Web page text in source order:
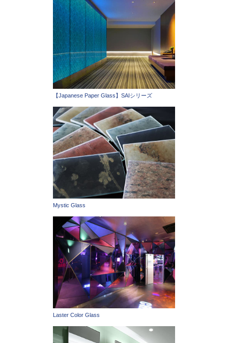
【Japanese Paper Glass】SAIシリーズ
Mystic Glass
Laster Color Glass